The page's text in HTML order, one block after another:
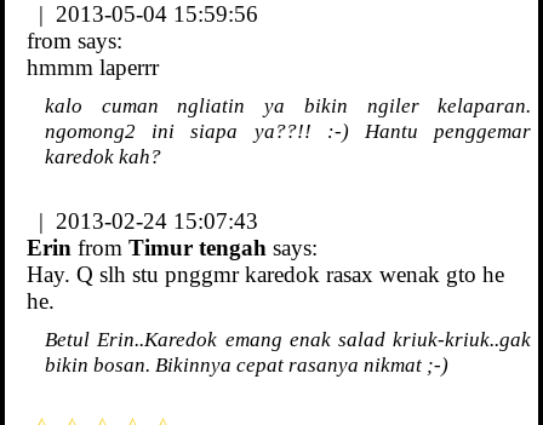
| 2013-05-04 15:59:56
from says:
hmmm laperrr
kalo cuman ngliatin ya bikin ngiler kelaparan.
ngomong2 ini siapa ya??!! :-) Hantu penggemar
karedok kah?
| 2013-02-24 15:07:43
Erin from Timur tengah says:
Hay. Q slh stu pnggmr karedok rasax wenak gto he
he.
Betul Erin..Karedok emang enak salad kriuk-kriuk..gak
bikin bosan. Bikinnya cepat rasanya nikmat ;-)